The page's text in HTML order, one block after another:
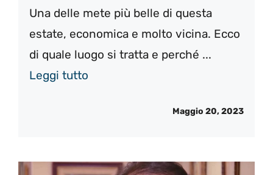
Una delle mete più belle di questa
estate, economica e molto vicina. Ecco
di quale luogo si tratta e perché ...
Leggi tutto
Maggio 20, 2023